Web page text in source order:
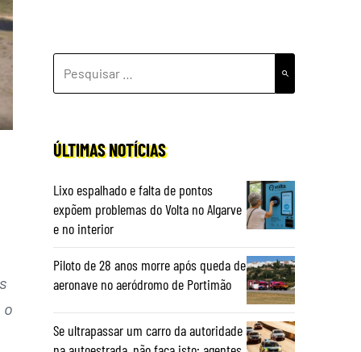
o
POR:
ÚLTIMAS NOTÍCIAS
Lixo espalhado e falta de pontos
expõem problemas do Volta no Algarve
e no interior
Piloto de 28 anos morre após queda de
aeronave no aeródromo de Portimão
Se ultrapassar um carro da autoridade